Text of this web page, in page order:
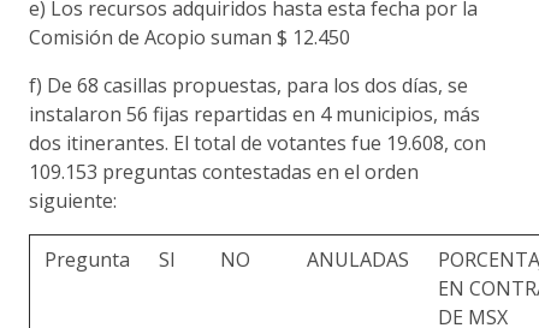
e) Los recursos adquiridos hasta esta fecha por la
Comisión de Acopio suman $ 12.450
f) De 68 casillas propuestas, para los dos días, se
instalaron 56 fijas repartidas en 4 municipios, más
dos itinerantes. El total de votantes fue 19.608, con
109.153 preguntas contestadas en el orden
siguiente:
Pregunta SI NO ANULADAS
EN
DE MSX